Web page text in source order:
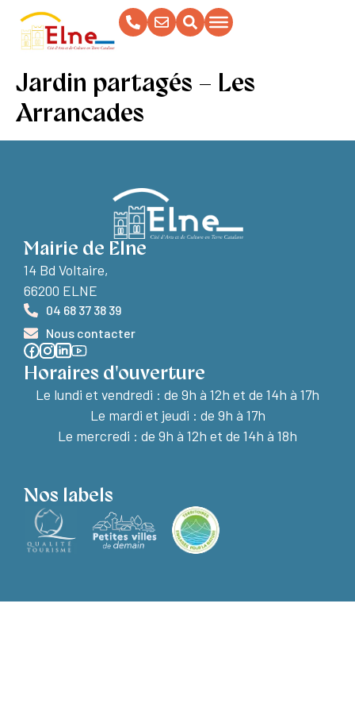
principal
Jardin partagés – Les
Arrancades
Mairie de Elne
14 Bd Voltaire,
66200 ELNE
04 68 37 38 39
Nous contacter
Horaires d'ouverture
Le lundi et vendredi : de 9h à 12h et de 14h à 17h
Le mardi et jeudi : de 9h à 17h
Le mercredi : de 9h à 12h et de 14h à 18h
Nos labels